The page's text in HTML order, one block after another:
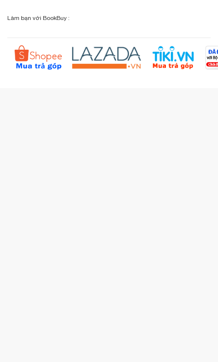
Sơ đồ đường đi
Câu hỏi thường gặp (FAQs)
Kiểm tra đơn hàng
Liên hệ BookBuy
Đặt hàng theo yêu cầu
Làm bạn với BookBuy :